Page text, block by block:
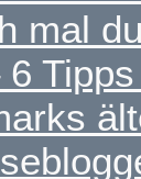
mal
6